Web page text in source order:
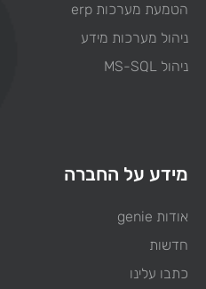
הטמעת מערכות erp
ניהול מערכות מידע
ניהול MS-SQL
מידע על החברה
אודות genie
חדשות
כתבו עלינו